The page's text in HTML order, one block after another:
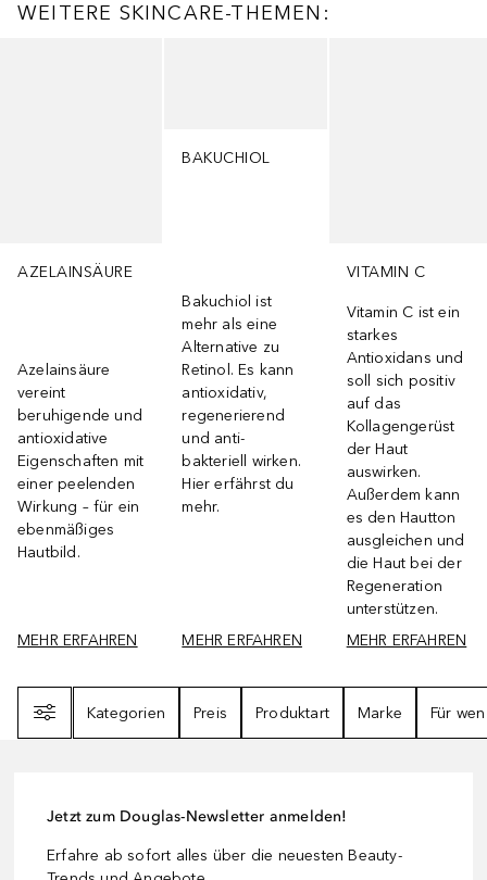
WEITERE SKINCARE-THEMEN:
AZELAINSÄURE
Azelainsäure
vereint
beruhigende und
antioxidative
Eigenschaften mit
einer peelenden
Wirkung – für ein
ebenmäßiges
Hautbild.
MEHR ERFAHREN
BAKUCHIOL
Bakuchiol ist
mehr als eine
Alternative zu
Retinol. Es kann
antioxidativ,
regenerierend
und anti-
bakteriell wirken.
Hier erfährst du
mehr.
MEHR ERFAHREN
VITAMIN C
Vitamin C ist ein
starkes
Antioxidans und
soll sich positiv
auf das
Kollagengerüst
der Haut
auswirken.
Außerdem kann
es den Hautton
ausgleichen und
die Haut bei der
Regeneration
unterstützen.
MEHR ERFAHREN
Kategorien
Preis Produktart Marke Für wen
Jetzt zum Douglas-Newsletter anmelden!
Erfahre ab sofort alles über die neuesten Beauty-